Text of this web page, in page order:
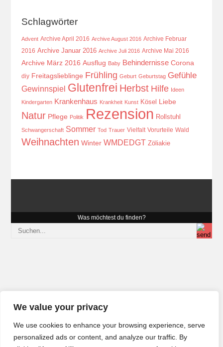
We value your privacy
We use cookies to enhance your browsing experience, serve
personalized ads or content, and analyze our traffic. By
Schlagwörter
Advent Archive April 2016 Archive August 2016 Archive Februar
2016 Archive Januar 2016 Archive Juli 2016 Archive Mai 2016
Archive März 2016 Ausflug Baby Behindernisse Corona
diy Freitagslieblinge Frühling Geburt Geburtstag Gefühle
Gewinnspiel Glutenfrei Herbst Hilfe Ideen
Kindergarten Krankenhaus Krankheit Kunst Kösel Liebe
Natur Pflege Politik Rezension Rollstuhl
Schwangerschaft Sommer Tod Trauer Vielfalt Vorurteile Wald
Weihnachten Winter WMDEDGT Zöliakie
Was möchtest du finden?